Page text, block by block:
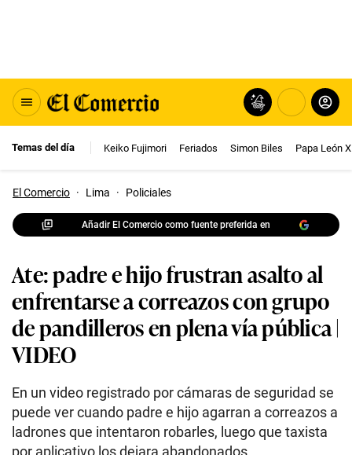
Temas del día Keiko Fujimori Feriados Simon Biles Papa León
El Comercio · Lima · Policiales
Añadir El Comercio como fuente preferida en
Ate: padre e hijo frustran asalto al
enfrentarse a correazos con grupo
de pandilleros en plena vía pública |
VIDEO
En un video registrado por cámaras de seguridad se
puede ver cuando padre e hijo agarran a correazos a
ladrones que intentaron robarles, luego que taxista
por aplicativo los dejara abandonados.